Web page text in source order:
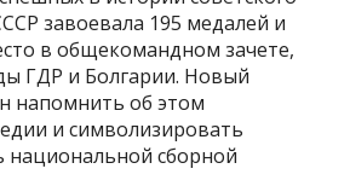
завоевала 195 медалей и
в общекомандном зачете,
ГДР и Болгарии. Новый
напомнить об этом
и символизировать
национальной сборной